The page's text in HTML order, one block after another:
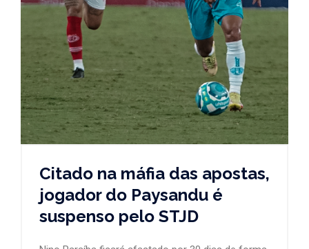
Citado na máfia das apostas,
jogador do Paysandu é
suspenso pelo STJD